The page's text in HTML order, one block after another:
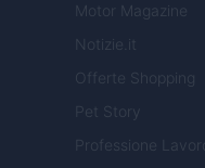
Motor Magazine
Notizie.it
Offerte Shopping
Pet Story
Professione Lavoro